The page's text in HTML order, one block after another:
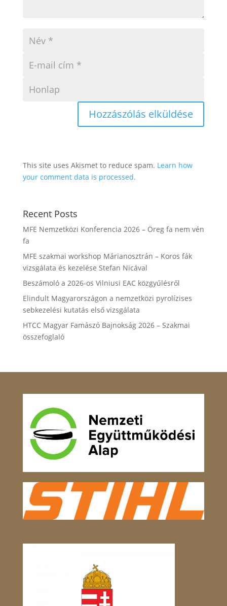
This site uses Akismet to reduce spam. Learn how
your comment data is processed.
Recent Posts
MFE Nemzetközi Konferencia 2026 – Öreg fa nem vén
fa
MFE szakmai workshop Márianosztrán – Koros fák
vizsgálata és kezelése Stefan Nicával
Beszámoló a 2026-os Vilniusi EAC közgyűlésről
Elindult Magyarországon a nemzetközi pyrolízises
sebkezelési kutatás első vizsgálata
HTCC Magyar Famászó Bajnokság 2026 – Szakmai
összefoglaló